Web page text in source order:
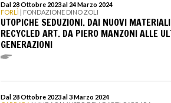
Dal 28 Ottobre 2023 al 24 Marzo 2024
FORLÌ | FONDAZIONE DINO ZOLI
UTOPICHE SEDUZIONI. DAI NUOVI
RECYCLED ART. DA PIERO MANZONI ALLE
GENERAZIONI
Dal 28 Ottobre 2023 al 3 Marzo 2024